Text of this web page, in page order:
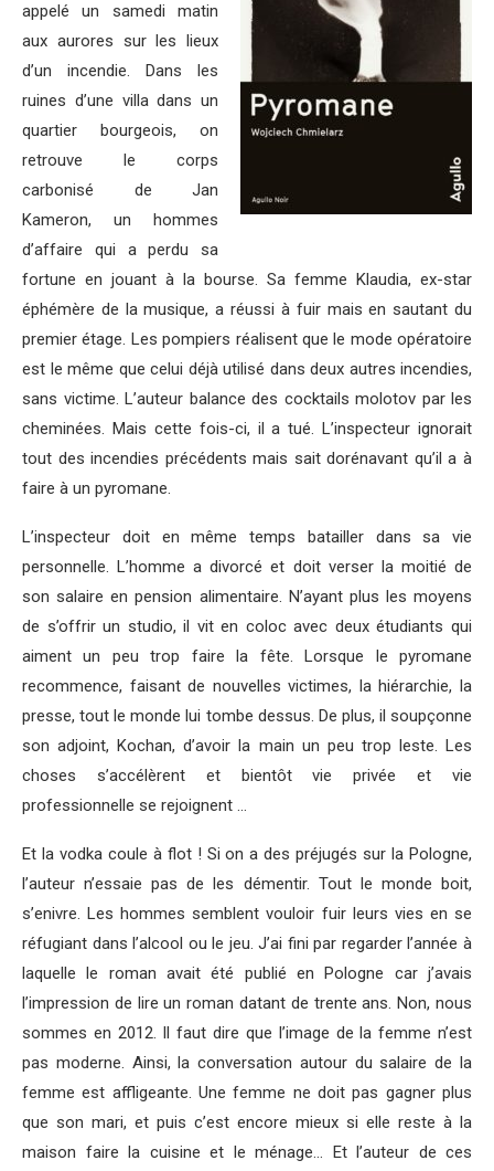
appelé un samedi matin
aux aurores sur les lieux
d’un incendie. Dans les
ruines d’une villa dans un
quartier bourgeois, on
retrouve le corps
carbonisé de Jan
Kameron, un hommes
d’affaire qui a perdu sa
fortune en jouant à la bourse. Sa femme Klaudia, ex-star
éphémère de la musique, a réussi à fuir mais en sautant du
premier étage. Les pompiers réalisent que le mode opératoire
est le même que celui déjà utilisé dans deux autres incendies,
sans victime. L’auteur balance des cocktails molotov par les
cheminées. Mais cette fois-ci, il a tué. L’inspecteur ignorait
tout des incendies précédents mais sait dorénavant qu’il a à
faire à un pyromane.
L’inspecteur doit en même temps batailler dans sa vie
personnelle. L’homme a divorcé et doit verser la moitié de
son salaire en pension alimentaire. N’ayant plus les moyens
de s’offrir un studio, il vit en coloc avec deux étudiants qui
aiment un peu trop faire la fête. Lorsque le pyromane
recommence, faisant de nouvelles victimes, la hiérarchie, la
presse, tout le monde lui tombe dessus. De plus, il soupçonne
son adjoint, Kochan, d’avoir la main un peu trop leste. Les
choses s’accélèrent et bientôt vie privée et vie
professionnelle se rejoignent …
Et la vodka coule à flot ! Si on a des préjugés sur la Pologne,
l’auteur n’essaie pas de les démentir. Tout le monde boit,
s’enivre. Les hommes semblent vouloir fuir leurs vies en se
réfugiant dans l’alcool ou le jeu. J’ai fini par regarder l’année à
laquelle le roman avait été publié en Pologne car j’avais
l’impression de lire un roman datant de trente ans. Non, nous
sommes en 2012. Il faut dire que l’image de la femme n’est
pas moderne. Ainsi, la conversation autour du salaire de la
femme est affligeante. Une femme ne doit pas gagner plus
que son mari, et puis c’est encore mieux si elle reste à la
maison faire la cuisine et le ménage… Et l’auteur de ces